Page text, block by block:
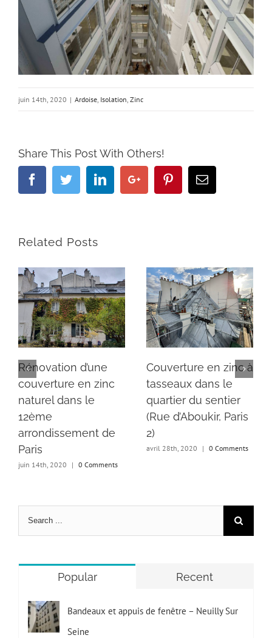
juin 14th, 2020 | Ardoise Isolation Zinc
Share This Post With Others!
FacebookTwitterLinkedinGoogle+ PinterestEmail
Related Posts
Rénovation d’une
couverture en zinc
naturel dans le
12ème
arrondissement de
Paris
juin 14th, 2020 | 0 Comments
Couverture en zinc à
tasseaux dans le
quartier du sentier
(Rue d’Aboukir, Paris
2)
avril 28th, 2020 | 0 Comments
Popular Recent
Bandeaux et appuis de fenêtre – Neuilly Sur
Seine